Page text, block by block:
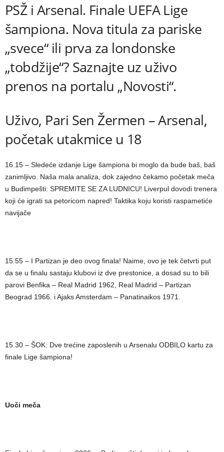
PSŽ i Arsenal. Finale UEFA Lige
šampiona. Nova titula za pariske
„svece“ ili prva za londonske
„tobdžije“? Saznajte uz uživo
prenos na portalu „Novosti“.
Uživo, Pari Sen Žermen – Arsenal,
početak utakmice u 18
16.15 – Sledeće izdanje Lige šampiona bi moglo da bude baš, baš
zanimljivo. Naša mala analiza, dok zajedno čekamo početak meča
u Budimpešti: SPREMITE SE ZA LUDNICU! Liverpul dovodi trenera
koji će igrati sa petoricom napred! Taktika koju koristi raspametiće
navijače
15.55 – I Partizan je deo ovog finala! Naime, ovo je tek četvrti put
da se u finalu sastaju klubovi iz dve prestonice, a dosad su to bili
parovi Benfika – Real Madrid 1962, Real Madrid – Partizan
Beograd 1966. i Ajaks Amsterdam – Panatinaikos 1971.
15.30 – ŠOK: Dve trećine zaposlenih u Arsenalu ODBILO kartu za
finale Lige šampiona!
Uoči meča